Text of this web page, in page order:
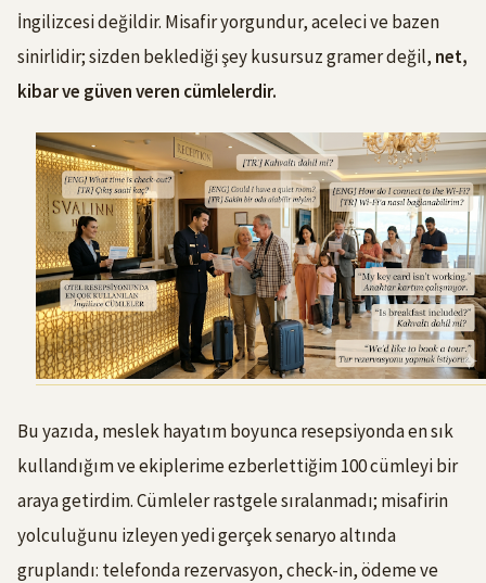
İngilizcesi değildir. Misafir yorgundur, aceleci ve bazen
sinirlidir; sizden beklediği şey kusursuz gramer değil, net,
kibar ve güven veren cümlelerdir.
Bu yazıda, meslek hayatım boyunca resepsiyonda en sık
kullandığım ve ekiplerime ezberlettiğim 100 cümleyi bir
araya getirdim. Cümleler rastgele sıralanmadı; misafirin
yolculuğunu izleyen yedi gerçek senaryo altında
gruplandı: telefonda rezervasyon, check-in, ödeme ve